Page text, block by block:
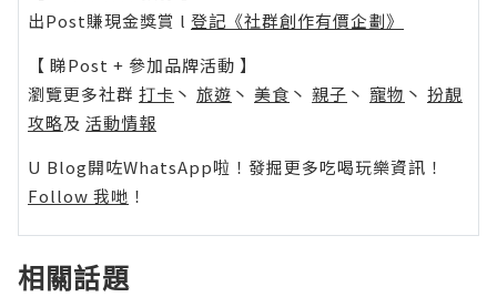
出Post賺現金獎賞 l 登記《社群創作有價企劃》
【 睇Post + 參加品牌活動 】
瀏覽更多社群 打卡 丶 旅遊 丶 美食 丶 親子 丶 寵物 丶 扮靚
攻略及 活動情報
U Blog開咗WhatsApp啦！發掘更多吃喝玩樂資訊！
Follow 我哋 ！
相關話題